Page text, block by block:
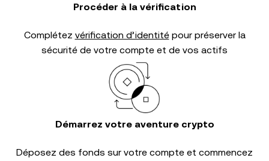
Procéder à la vérification
Complétez vérification d’identitépour préserver la
sécurité de votre compte et de vos actifs
Démarrez votre aventure crypto
Déposez des fonds sur votre compte et commencez